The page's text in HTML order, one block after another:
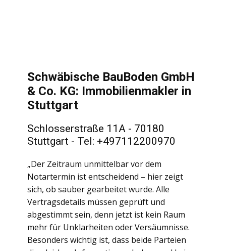
Schwäbische BauBoden GmbH
& Co. KG: Immobilienmakler in
Stuttgart
Schlosserstraße 11A - 70180
Stuttgart - Tel: +497112200970
„Der Zeitraum unmittelbar vor dem
Notartermin ist entscheidend – hier zeigt
sich, ob sauber gearbeitet wurde. Alle
Vertragsdetails müssen geprüft und
abgestimmt sein, denn jetzt ist kein Raum
mehr für Unklarheiten oder Versäumnisse.
Besonders wichtig ist, dass beide Parteien